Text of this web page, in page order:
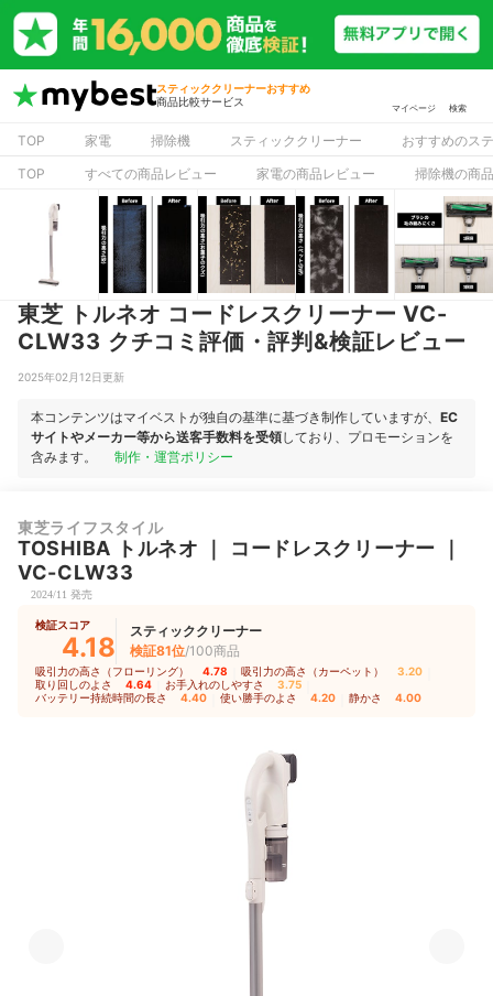
スティッククリーナーおすすめ
商品比較サービス
マイページ 検索
TOP 家電 掃除機 スティッククリーナー
おすすめのス
TOP
すべての商品レビュー 家電の商品レビュー 掃除機の商
東芝 トルネオ コードレスクリーナー VC-
CLW33 クチコミ評価・評判&検証レビュー
2025年02月12日更新
本コンテンツはマイベストが独自の基準に基づき制作していますが、 EC
サイトやメーカー等から送客手数料を受領しており、プロモーションを
含みます。
制作・運営ポリシー
東芝ライフスタイル
TOSHIBA トルネオ コードレスクリーナー
VC-CLW33
2024/11 発売
検証スコア
4.18
スティッククリーナー
検証81位/100商品
吸引力の高さ（フローリング） 4.78 吸引力の高さ（カーペット） 3.20
取り回しのよさ 4.64 お手入れのしやすさ 3.75
バッテリー持続時間の長さ 4.40 使い勝手のよさ 4.20 静かさ 4.00